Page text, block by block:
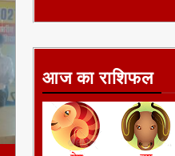
आज का राशिफल